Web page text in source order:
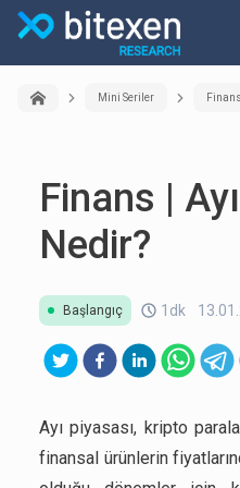
Mini Seriler
Finans |
Nedir?
Başlangıç 1dk
Ayı piyasası, kripto
finansal ürünlerin